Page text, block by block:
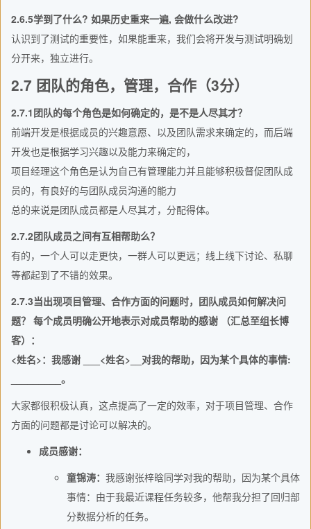
2.6.5学到了什么? 如果历史重来一遍, 会做什么改进?
认识到了测试的重要性，如果能重来，我们会将开发与测试明确划
分开来，独立进行。
2.7 团队的角色，管理，合作（3分）
2.7.1团队的每个角色是如何确定的，是不是人尽其才？
前端开发是根据成员的兴趣意愿、以及团队需求来确定的，而后端
开发也是根据学习兴趣以及能力来确定的，
项目经理这个角色是认为自己有管理能力并且能够积极督促团队成
员的，有良好的与团队成员沟通的能力
总的来说是团队成员都是人尽其才，分配得体。
2.7.2团队成员之间有互相帮助么？
有的，一个人可以走更快，一群人可以更远；线上线下讨论、私聊
等都起到了不错的效果。
2.7.3当出现项目管理、合作方面的问题时，团队成员如何解决问
题？ 每个成员明确公开地表示对成员帮助的感谢 （汇总至组长博
客）：
<姓名>：我感谢 ___<姓名>__对我的帮助，因为某个具体的事情:
_________。
大家都很积极认真，这点提高了一定的效率，对于项目管理、合作
方面的问题都是讨论可以解决的。
成员感谢：
童锦涛： 我感谢张梓晗同学对我的帮助，因为某个具体
事情：由于我最近课程任务较多，他帮我分担了回归部
分数据分析的任务。